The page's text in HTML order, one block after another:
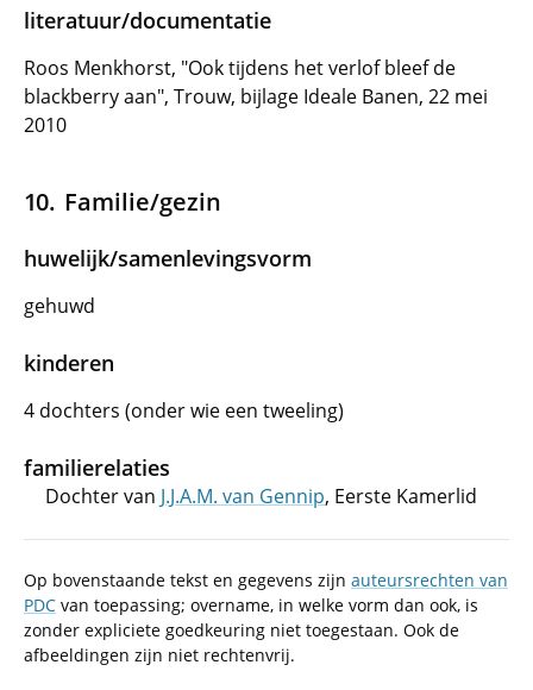
literatuur/documentatie
Roos Menkhorst, "Ook tijdens het verlof bleef de
blackberry aan", Trouw, bijlage Ideale Banen, 22 mei
2010
Familie/gezin
huwelijk/samenlevingsvorm
gehuwd
kinderen
4 dochters (onder wie een tweeling)
familierelaties
Dochter van J.J.A.M. van Gennip, Eerste Kamerlid
Op bovenstaande tekst en gegevens zijn auteursrechten van
PDC van toepassing; overname, in welke vorm dan ook, is
zonder expliciete goedkeuring niet toegestaan. Ook de
afbeeldingen zijn niet rechtenvrij.